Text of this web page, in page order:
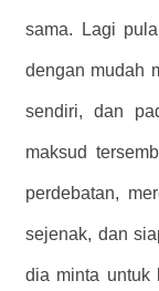
sama. Lagi
dengan mudah
sendiri, dan
maksud
perdebatan,
sejenak, dan
dia minta untuk